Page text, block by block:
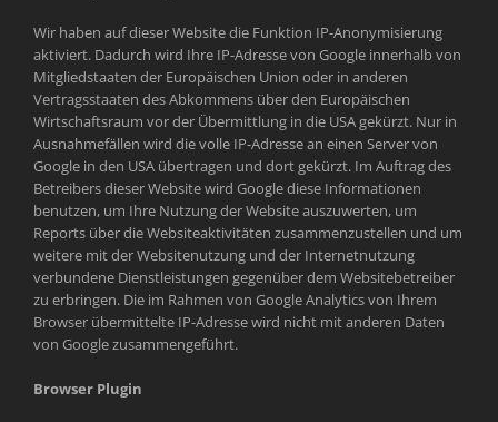
Wir haben auf dieser Website die Funktion IP-Anonymisierung
aktiviert. Dadurch wird Ihre IP-Adresse von Google innerhalb von
Mitgliedstaaten der Europäischen Union oder in anderen
Vertragsstaaten des Abkommens über den Europäischen
Wirtschaftsraum vor der Übermittlung in die USA gekürzt. Nur in
Ausnahmefällen wird die volle IP-Adresse an einen Server von
Google in den USA übertragen und dort gekürzt. Im Auftrag des
Betreibers dieser Website wird Google diese Informationen
benutzen, um Ihre Nutzung der Website auszuwerten, um
Reports über die Websiteaktivitäten zusammenzustellen und um
weitere mit der Websitenutzung und der Internetnutzung
verbundene Dienstleistungen gegenüber dem Websitebetreiber
zu erbringen. Die im Rahmen von Google Analytics von Ihrem
Browser übermittelte IP-Adresse wird nicht mit anderen Daten
von Google zusammengeführt.
Browser Plugin